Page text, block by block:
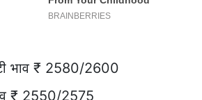
भाव ₹ 2580/2600
₹ 2550/2575